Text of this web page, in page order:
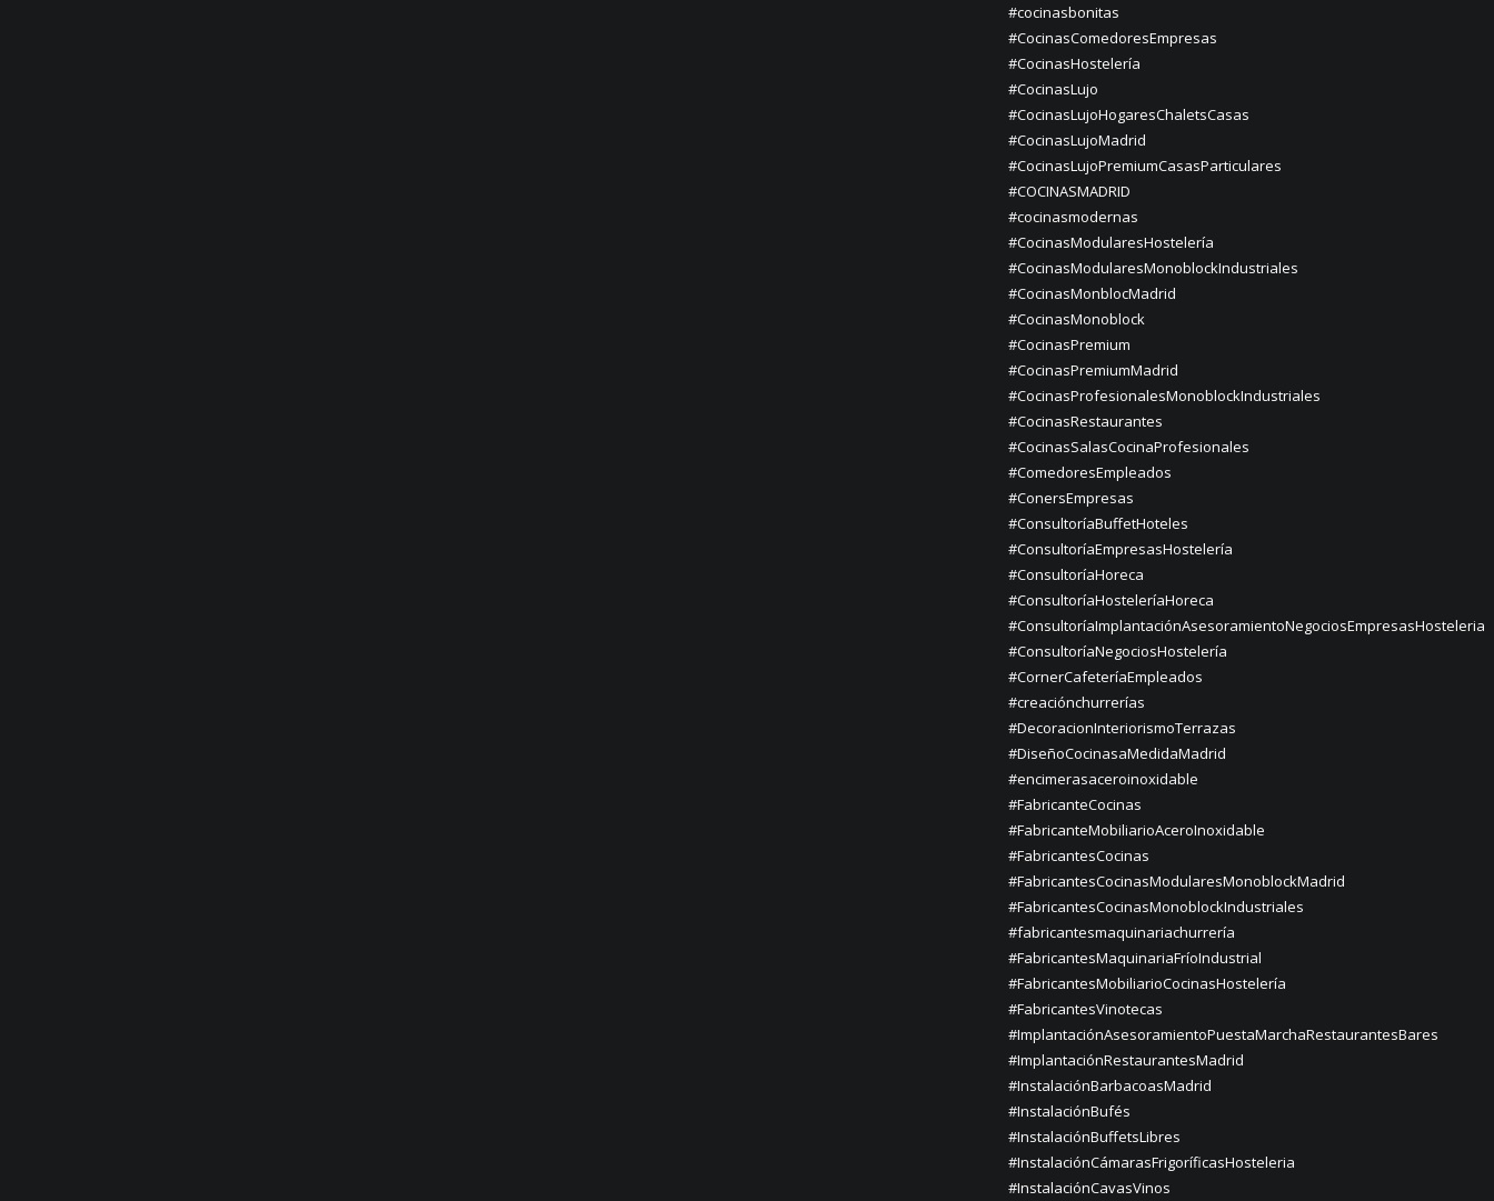
#cocinasbonitas
#CocinasComedoresEmpresas
#CocinasHostelería
#CocinasLujo
#CocinasLujoHogaresChaletsCasas
#CocinasLujoMadrid
#CocinasLujoPremiumCasasParticulares
#COCINASMADRID
#cocinasmodernas
#CocinasModularesHostelería
#CocinasModularesMonoblockIndustriales
#CocinasMonblocMadrid
#CocinasMonoblock
#CocinasPremium
#CocinasPremiumMadrid
#CocinasProfesionalesMonoblockIndustriales
#CocinasRestaurantes
#CocinasSalasCocinaProfesionales
#ComedoresEmpleados
#ConersEmpresas
#ConsultoríaBuffetHoteles
#ConsultoríaEmpresasHostelería
#ConsultoríaHoreca
#ConsultoríaHosteleríaHoreca
#ConsultoríaImplantaciónAsesoramientoNegociosEmpresasHosteleria
#ConsultoríaNegociosHostelería
#CornerCafeteríaEmpleados
#creaciónchurrerías
#DecoracionInteriorismoTerrazas
#DiseñoCocinasaMedidaMadrid
#encimerasaceroinoxidable
#FabricanteCocinas
#FabricanteMobiliarioAceroInoxidable
#FabricantesCocinas
#FabricantesCocinasModularesMonoblockMadrid
#FabricantesCocinasMonoblockIndustriales
#fabricantesmaquinariachurrería
#FabricantesMaquinariaFríoIndustrial
#FabricantesMobiliarioCocinasHostelería
#FabricantesVinotecas
#ImplantaciónAsesoramientoPuestaMarchaRestaurantesBares
#ImplantaciónRestaurantesMadrid
#InstalaciónBarbacoasMadrid
#InstalaciónBufés
#InstalaciónBuffetsLibres
#InstalaciónCámarasFrigoríficasHosteleria
#InstalaciónCavasVinos